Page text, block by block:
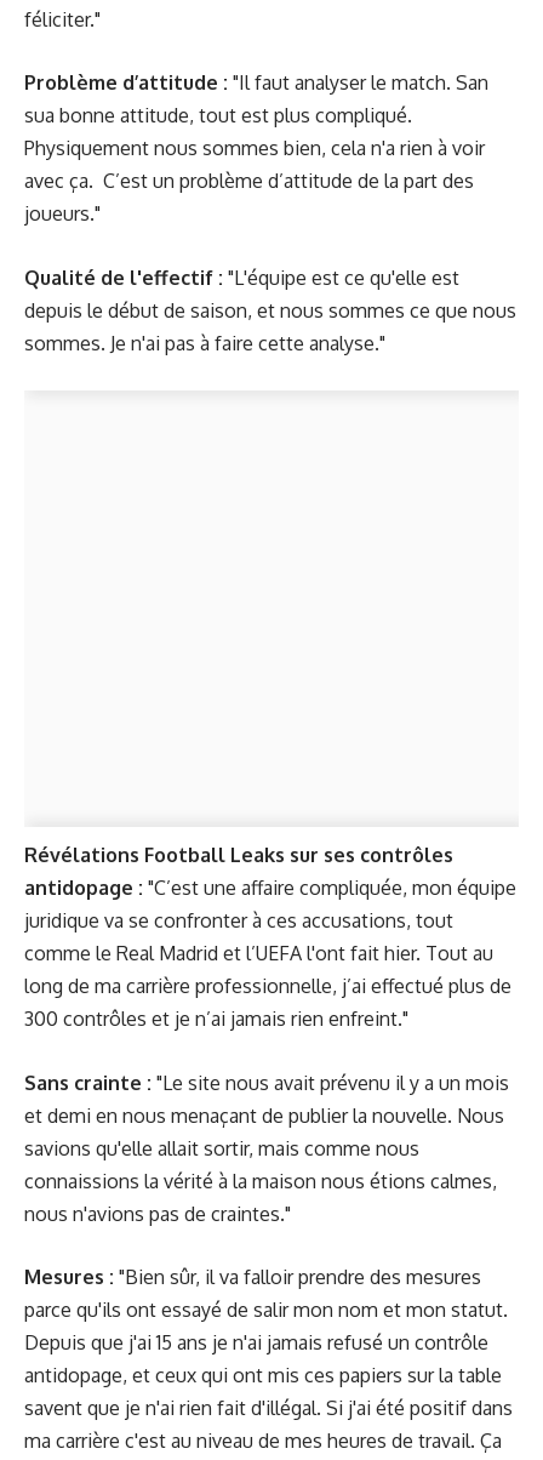
féliciter."
Problème d’attitude : "Il faut analyser le match. San
sua bonne attitude, tout est plus compliqué.
Physiquement nous sommes bien, cela n'a rien à voir
avec ça. C’est un problème d’attitude de la part des
joueurs."
Qualité de l'effectif : "L'équipe est ce qu'elle est
depuis le début de saison, et nous sommes ce que nous
sommes. Je n'ai pas à faire cette analyse."
Révélations Football Leaks sur ses contrôles
antidopage : "C’est une affaire compliquée, mon équipe
juridique va se confronter à ces accusations, tout
comme le Real Madrid et l’UEFA l'ont fait hier. Tout au
long de ma carrière professionnelle, j’ai effectué plus de
300 contrôles et je n’ai jamais rien enfreint."
Sans crainte : "Le site nous avait prévenu il y a un mois
et demi en nous menaçant de publier la nouvelle. Nous
savions qu'elle allait sortir, mais comme nous
connaissions la vérité à la maison nous étions calmes,
nous n'avions pas de craintes."
Mesures : "Bien sûr, il va falloir prendre des mesures
parce qu'ils ont essayé de salir mon nom et mon statut.
Depuis que j'ai 15 ans je n'ai jamais refusé un contrôle
antidopage, et ceux qui ont mis ces papiers sur la table
savent que je n'ai rien fait d'illégal. Si j'ai été positif dans
ma carrière c'est au niveau de mes heures de travail. Ça